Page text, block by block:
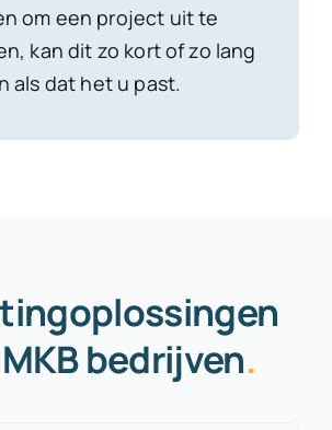
om een project uit te
kan dit zo kort of zo lang
als dat het u past.
bedrijven.